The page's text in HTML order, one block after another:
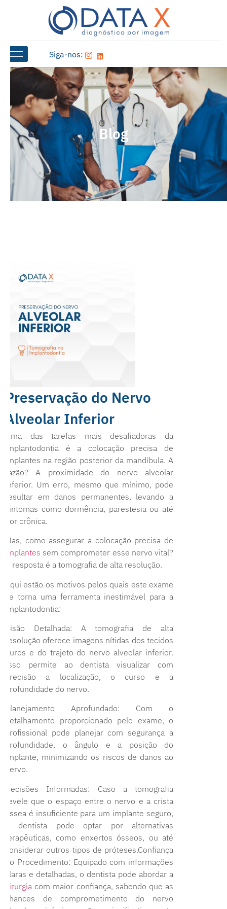
Siga-nos:
Blog
Preservação do Nervo
Alveolar Inferior
Uma das tarefas mais desafiadoras da
implantodontia é a colocação precisa de
implantes na região posterior da mandíbula. A
razão? A proximidade do nervo alveolar
inferior. Um erro, mesmo que mínimo, pode
resultar em danos permanentes, levando a
sintomas como dormência, parestesia ou até
dor crônica.
Mas, como assegurar a colocação precisa de
implantes sem comprometer esse nervo vital?
A resposta é a tomografia de alta resolução.
Aqui estão os motivos pelos quais este exame
se torna uma ferramenta inestimável para a
implantodontia:
Visão Detalhada: A tomografia de alta
resolução oferece imagens nítidas dos tecidos
duros e do trajeto do nervo alveolar inferior.
Isso permite ao dentista visualizar com
precisão a localização, o curso e a
profundidade do nervo.
Planejamento Aprofundado: Com o
detalhamento proporcionado pelo exame, o
profissional pode planejar com segurança a
profundidade, o ângulo e a posição do
implante, minimizando os riscos de danos ao
nervo.
Decisões Informadas: Caso a tomografia
revele que o espaço entre o nervo e a crista
óssea é insuficiente para um implante seguro,
o dentista pode optar por alternativas
terapêuticas, como enxertos ósseos, ou até
considerar outros tipos de próteses.Confiança
no Procedimento: Equipado com informações
claras e detalhadas, o dentista pode abordar a
cirurgia com maior confiança, sabendo que as
chances de comprometimento do nervo